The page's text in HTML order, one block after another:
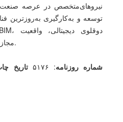
نیروهای‌متخصص در عرصه
توسعه و به‌کارگیری به‌روزترین
مجازی، واقعیت افزوده و ... است.
شماره روزنامه: ۵۱۷۶ تاریخ